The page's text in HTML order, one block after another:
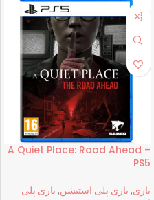
A Quiet Place: Road Ahead –
PS5
بازی, بازی پلی استیشن, بازی پلی